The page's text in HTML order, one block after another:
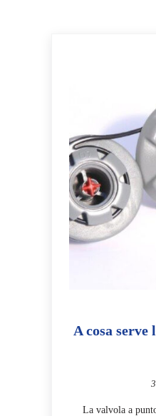
A cosa serve
La valvola a